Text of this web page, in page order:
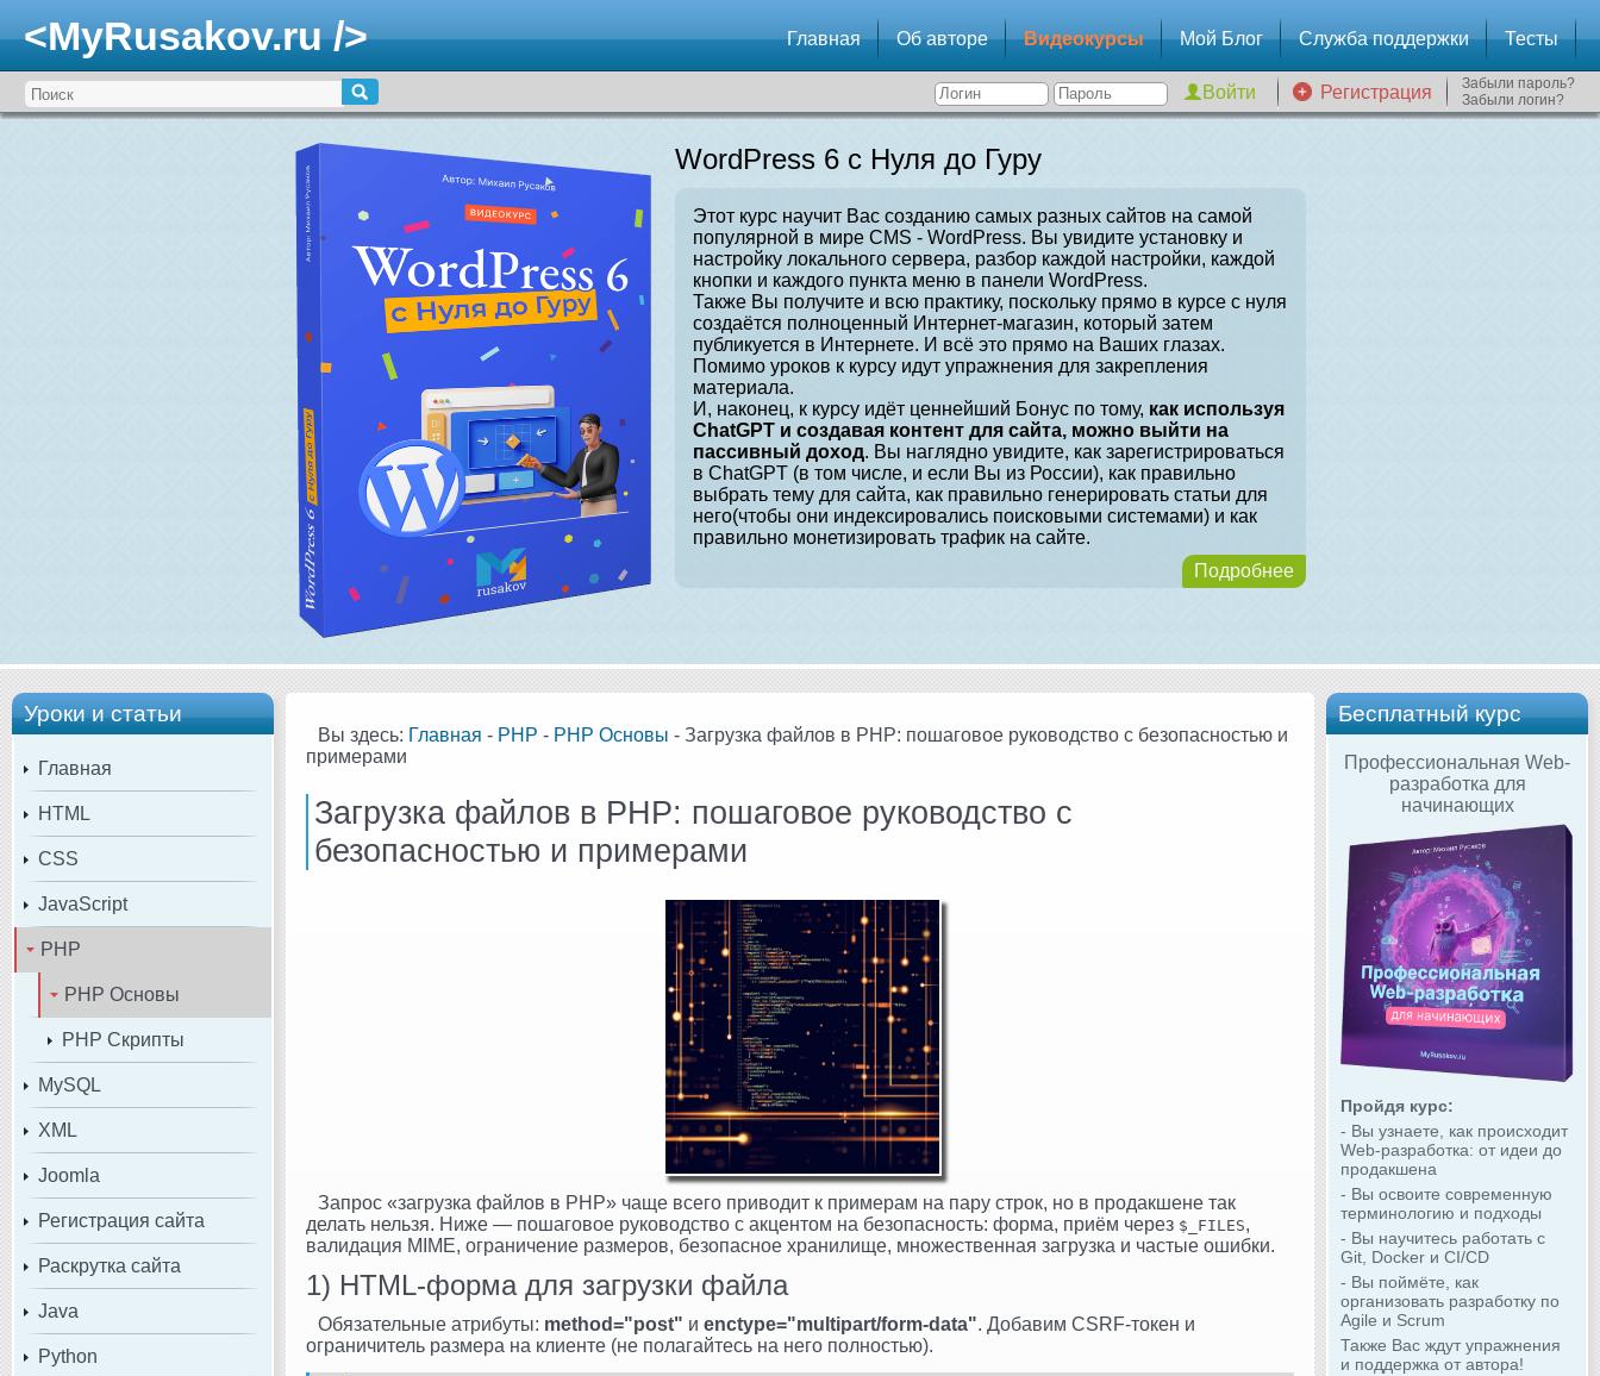
<MyRusakov.ru /> Главная Об авторе Видеокурсы Мой Блог Служба поддержки Тесты
Регистрация
Забыли пароль?
Забыли логин?
WordPress 6 с Нуля до Гуру
Этот курс научит Вас созданию самых разных сайтов на самой
популярной в мире CMS - WordPress. Вы увидите установку и
настройку локального сервера, разбор каждой настройки, каждой
кнопки и каждого пункта меню в панели WordPress.
Также Вы получите и всю практику, поскольку прямо в курсе с нуля
создаётся полноценный Интернет-магазин, который затем
публикуется в Интернете. И всё это прямо на Ваших глазах.
Помимо уроков к курсу идут упражнения для закрепления
материала.
И, наконец, к курсу идёт ценнейший Бонус по тому, как используя
ChatGPT и создавая контент для сайта, можно выйти на
пассивный доход. Вы наглядно увидите, как зарегистрироваться
в ChatGPT (в том числе, и если Вы из России), как правильно
выбрать тему для сайта, как правильно генерировать статьи для
него(чтобы они индексировались поисковыми системами) и как
правильно монетизировать трафик на сайте.
Подробнее
Уроки и статьи
Главная
HTML
CSS
JavaScript
PHP
PHP Основы
PHP Скрипты
MySQL
XML
Joomla
Регистрация сайта
Раскрутка сайта
Java
Python
Бесплатный курс
Профессиональная Web-
разработка для
начинающих
Пройдя курс:
- Вы узнаете, как происходит
Web-разработка: от идеи до
продакшена
- Вы освоите современную
терминологию и подходы
- Вы научитесь работать с
Git, Docker и CI/CD
- Вы поймёте, как
организовать разработку по
Agile и Scrum
Также Вас ждут упражнения
и поддержка от автора!
Вы здесь: Главная - PHP - PHP Основы - Загрузка файлов в PHP: пошаговое руководство с безопасностью и
примерами
Загрузка файлов в PHP: пошаговое руководство с
безопасностью и примерами
Запрос «загрузка файлов в PHP» чаще всего приводит к примерам на пару строк, но в продакшене так
делать нельзя. Ниже — пошаговое руководство с акцентом на безопасность: форма, приём через $_FILES,
валидация MIME, ограничение размеров, безопасное хранилище, множественная загрузка и частые ошибки.
1) HTML‑форма для загрузки файла
Обязательные атрибуты: method="post" и enctype="multipart/form-data". Добавим CSRF‑токен и
ограничитель размера на клиенте (не полагайтесь на него полностью).